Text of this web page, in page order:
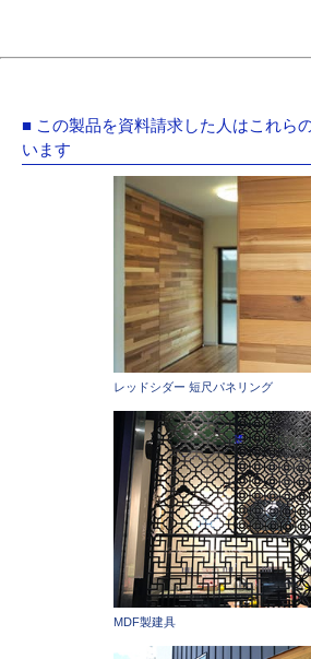
■ この製品を資料請求した人はこれら
います
レッドシダー 短尺パネリング
MDF製建具